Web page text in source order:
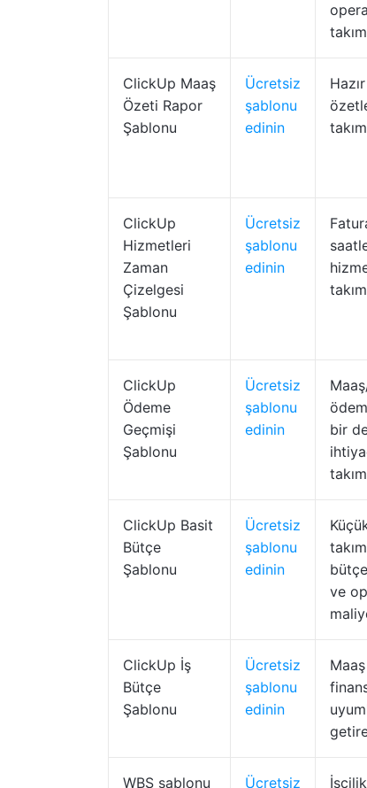
ClickUp Maaş
Özeti Rapor
Şablonu
Ücretsiz
şablonu
edinin
ClickUp
Hizmetleri
Zaman
Çizelgesi
Şablonu
Ücretsiz
şablonu
edinin
ClickUp
Ödeme
Geçmişi
Şablonu
Ücretsiz
şablonu
edinin
bir
ClickUp Basit
Bütçe
Şablonu
Ücretsiz
şablonu
edinin
ve
ClickUp İş
Bütçe
Şablonu
Ücretsiz
şablonu
edinin
WBS şablonu Ücretsiz